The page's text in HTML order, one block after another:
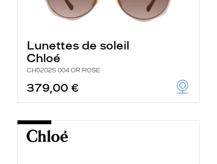
Lunettes de soleil
Chloé
CH0202S 004 OR ROSE
379,00 €